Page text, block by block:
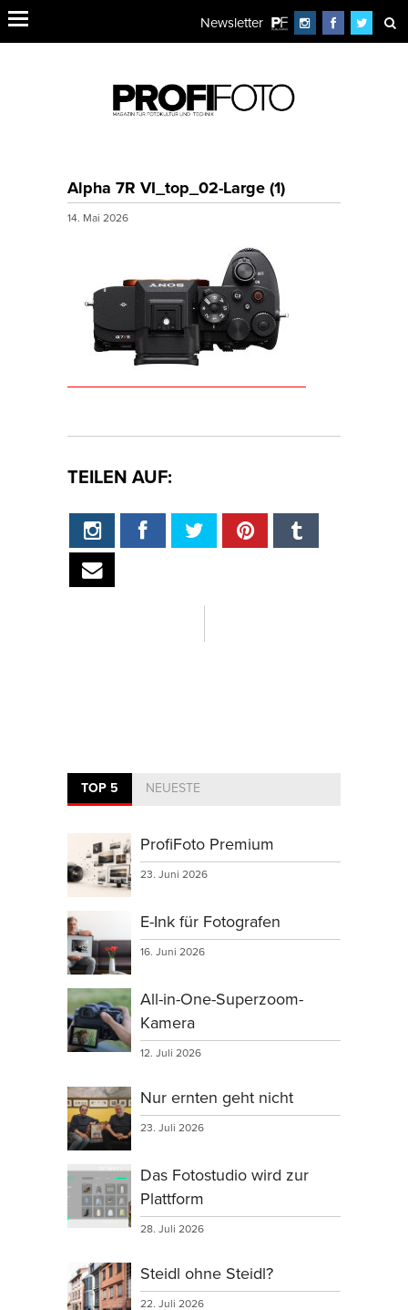
Newsletter
Alpha 7R VI_top_02-Large (1)
14. Mai 2026
TEILEN AUF:
TOP 5 NEUESTE
ProfiFoto Premium
23. Juni 2026
E-Ink für Fotografen
16. Juni 2026
All-in-One-Superzoom-
Kamera
12. Juli 2026
Nur ernten geht nicht
23. Juli 2026
Das Fotostudio wird zur
Plattform
28. Juli 2026
Steidl ohne Steidl?
22. Juli 2026